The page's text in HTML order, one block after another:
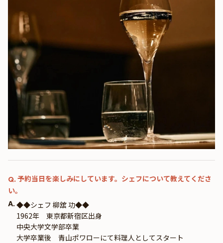
Q.予約当日を楽しみにしています。シェフについて教えてくださ
い。
A. ◆◆シェフ 柳舘 功◆◆
1962年　東京都新宿区出身
中央大学文学部卒業
大学卒業後　青山ポワローにて料理人としてスタート